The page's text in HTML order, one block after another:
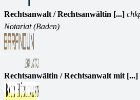
Rechtsanwalt / Rechtsanwältin [...]
Notariat (Baden)
Rechtsanwältin / Rechtsanwalt mit [...]